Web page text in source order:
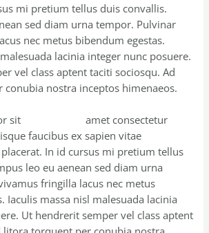
mi pretium tellus duis convallis.
sed diam urna tempor. Pulvinar
nec metus bibendum egestas.
lacinia integer nunc posuere.
vel class aptent taciti sociosqu. Ad
nostra inceptos himenaeos.
sit
amet consectetur
faucibus ex sapien vitae
In id cursus mi pretium tellus
leo eu aenean sed diam urna
fringilla lacus nec metus
Iaculis massa nisl malesuada lacinia
Ut hendrerit semper vel class aptent